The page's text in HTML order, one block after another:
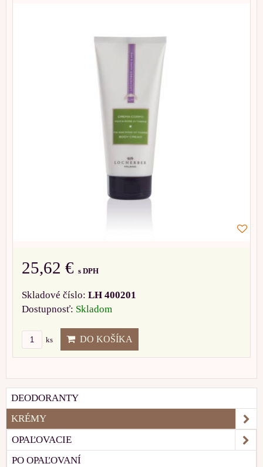
25,62 € s DPH
Skladové číslo: LH 400201
Dostupnosť: Skladom
ks DO KOŠÍKA
DEODORANTY
KRÉMY
OPAĽOVACIE
PO OPAĽOVANÍ